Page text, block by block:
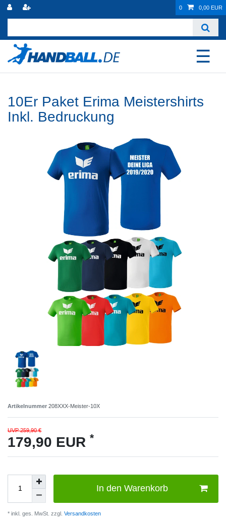
0 0,00 EUR
☰
10Er Paket Erima Meistershirts
Inkl. Bedruckung
Artikelnummer 208XXX-Meister-10X
UVP 259,90 €
179,90 EUR *
In den Warenkorb
* inkl. ges. MwSt. zzgl. Versandkosten